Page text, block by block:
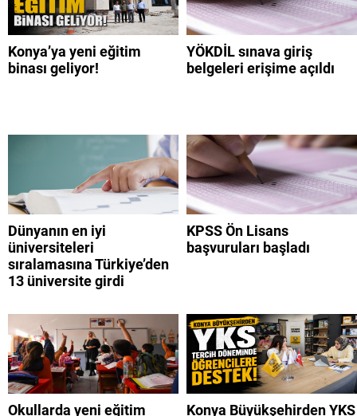
Konya’ya yeni eğitim
binası geliyor!
YÖKDİL sınava giriş
belgeleri erişime açıldı
Dünyanın en iyi
üniversiteleri
sıralamasına Türkiye’den
13 üniversite girdi
KPSS Ön Lisans
başvuruları başladı
Okullarda yeni eğitim
Konya Büyükşehirden YKS